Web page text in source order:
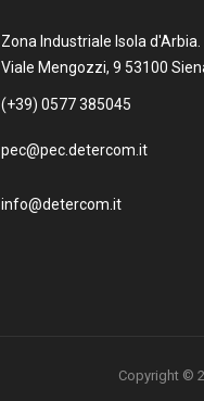
Zona Industriale Isola d'Arbia.
Viale Mengozzi, 9 53100
(+39) 0577 385045
pec@pec.detercom.it
info@detercom.it
Copyright ©